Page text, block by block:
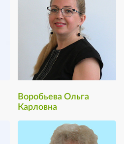
Воробьева Ольга
Карловна